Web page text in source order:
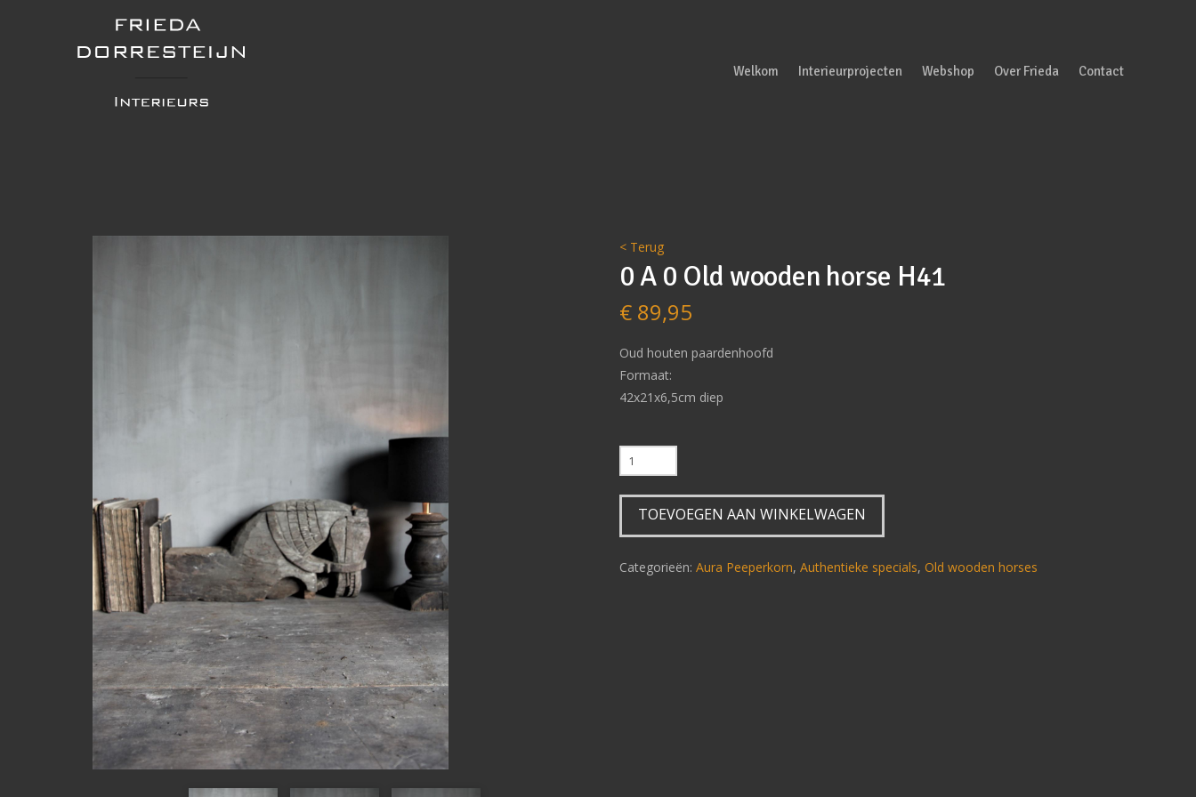
Welkom Interieurprojecten Webshop Over Frieda Contact
< Terug
0 A 0 Old wooden horse H41
€89,95
Oud houten paardenhoofd
Formaat:
42x21x6,5cm diep
A
0
horse
TOEVOEGEN AAN WINKELWAGEN
Categorieën: Aura Peeperkorn, Authentieke specials, Old wooden horses